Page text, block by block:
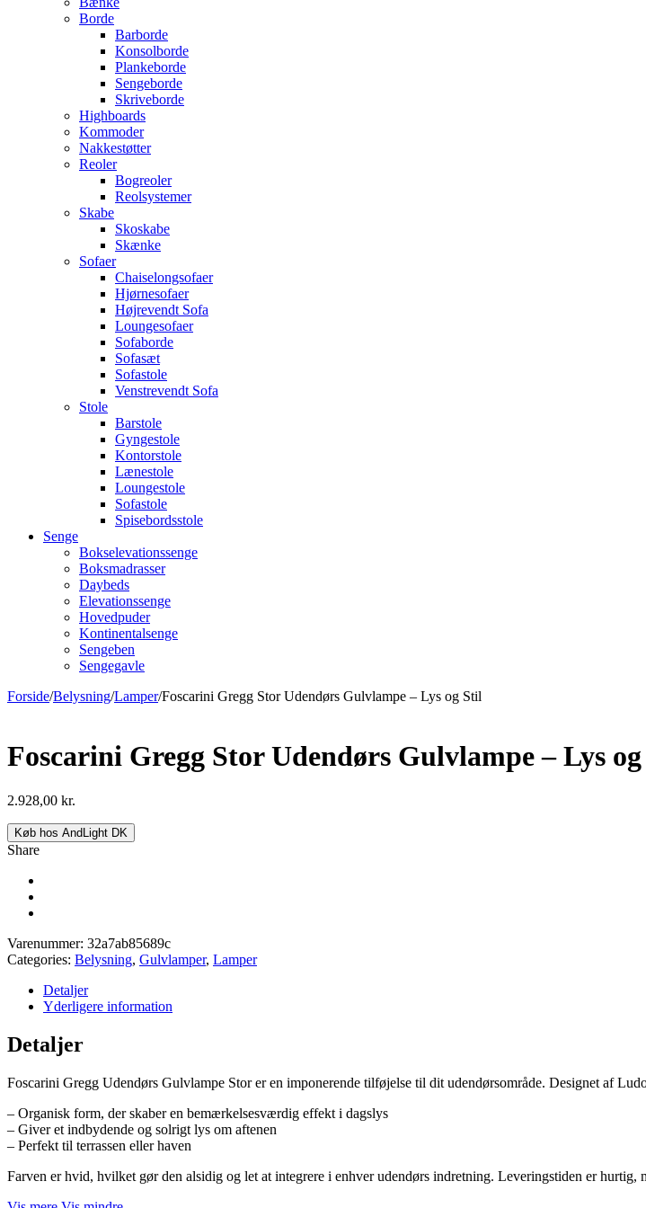
Borde
Barborde
Konsolborde
Plankeborde
Sengeborde
Skriveborde
Highboards
Kommoder
Nakkestøtter
Reoler
Bogreoler
Reolsystemer
Skabe
Skoskabe
Skænke
Sofaer
Chaiselongsofaer
Hjørnesofaer
Højrevendt Sofa
Loungesofaer
Sofaborde
Sofasæt
Sofastole
Venstrevendt Sofa
Stole
Barstole
Gyngestole
Kontorstole
Lænestole
Loungestole
Sofastole
Spisebordsstole
Senge
Bokselevationssenge
Boksmadrasser
Daybeds
Elevationssenge
Hovedpuder
Kontinentalsenge
Sengeben
Sengegavle
Forside/Belysning/Lamper/Foscarini Gregg Stor Udendørs Gulvlampe – Lys og Stil
Foscarini Gregg Stor Udendørs Gulvlampe – Lys
2.928,00 kr.
Køb hos AndLight DK
Share
Varenummer: 32a7ab85689c
Categories: Belysning, Gulvlamper, Lamper
Detaljer
Yderligere information
Detaljer
Foscarini Gregg Udendørs Gulvlampe Stor er en imponerende tilføjelse til dit udendørsområde. Designet af
– Organisk form, der skaber en bemærkelsesværdig effekt i dagslys
– Giver et indbydende og solrigt lys om aftenen
– Perfekt til terrassen eller haven
Farven er hvid, hvilket gør den alsidig og let at integrere i enhver udendørs indretning. Leveringstiden er